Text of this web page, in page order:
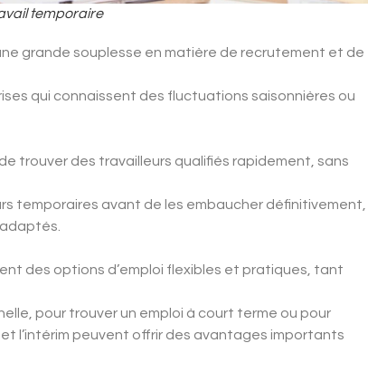
temporaire
grande souplesse en matière de recrutement et de
qui connaissent des fluctuations saisonnières ou
trouver des travailleurs qualifiés rapidement, sans
temporaires avant de les embaucher définitivement,
des options d’emploi flexibles et pratiques, tant
pour trouver un emploi à court terme ou pour
l’intérim peuvent offrir des avantages importants